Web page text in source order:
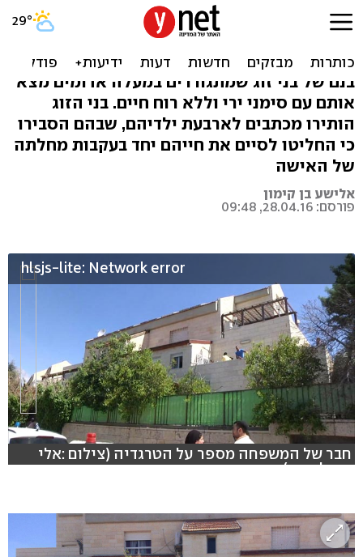
חשד: הרג את אשתו ביריות
והתאבד בגלל מחלה סופנית
בנם של בני זוג שמתגוררים במעלה אדומים מצא
אותם עם סימני ירי וללא רוח חיים. בני הזוג
הותירו מכתבים לארבעת ילדיהם, שבהם הסבירו
כי החליטו לסיים את חייהם יחד בעקבות מחלתה
של האישה
אלישע בן קימון
פורסם: 28.04.16, 09:48
hlsjs-lite: Network error
חבר של המשפחה מספר על הטרגדיה (צילום :אלי
מנדלבאום)